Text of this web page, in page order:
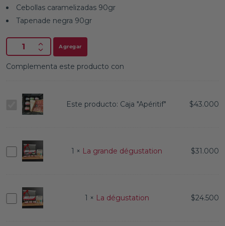
Cebollas caramelizadas 90gr
Tapenade negra 90gr
Agregar
Complementa este producto con
"Apéritif"
Este producto: Caja "Apéritif" $43.000
grande
1 × La grande dégustation $31.000
dégustation
1 × La dégustation $24.500